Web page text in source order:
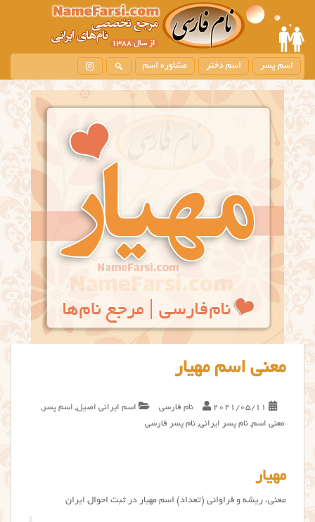
m
i
c
n
t
اسم پسر اسم دختر مشاوره اسم
معنی اسم مهیار
2021/05/11 نام فارسی اسم ایرانی اصیل, اسم پسر ,
معنی اسم, نام پسر ایرانی, نام پسر فارسی
مهیار
معنی، ریشه و فراوانی (تعداد) اسم مهیار در ثبت احوال ایران